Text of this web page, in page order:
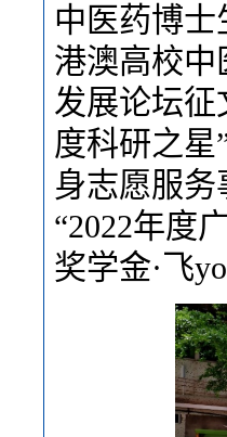
中医药博士
港澳高校
发展论坛征
度科研之
身志愿服
“2022年度
奖学金·飞